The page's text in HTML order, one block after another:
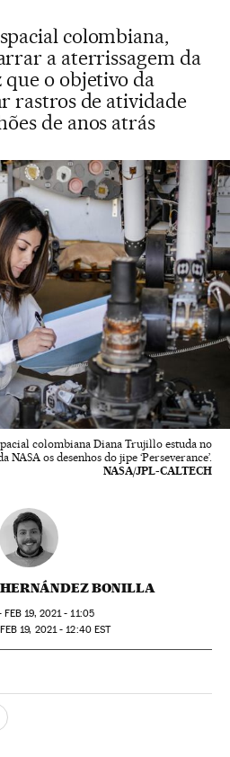
colombiana,
a aterrissagem da
que o objetivo da
rastros de atividade
de anos atrás
colombiana Diana Trujillo estuda no
NASA os desenhos do jipe ‘Perseverance’.
NASA/JPL-CALTECH
BONILLA
FEB 19, 2021 - 11:05
FEB 19, 2021 - 12:40EST
Sociales